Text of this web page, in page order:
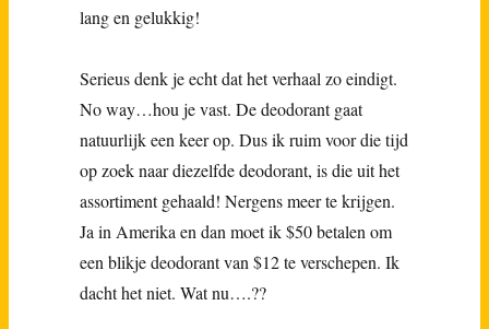
lang en gelukkig!
Serieus denk je echt dat het verhaal zo eindigt.
No way…hou je vast. De deodorant gaat
natuurlijk een keer op. Dus ik ruim voor die tijd
op zoek naar diezelfde deodorant, is die uit het
assortiment gehaald! Nergens meer te krijgen.
Ja in Amerika en dan moet ik $50 betalen om
een blikje deodorant van $12 te verschepen. Ik
dacht het niet. Wat nu….??